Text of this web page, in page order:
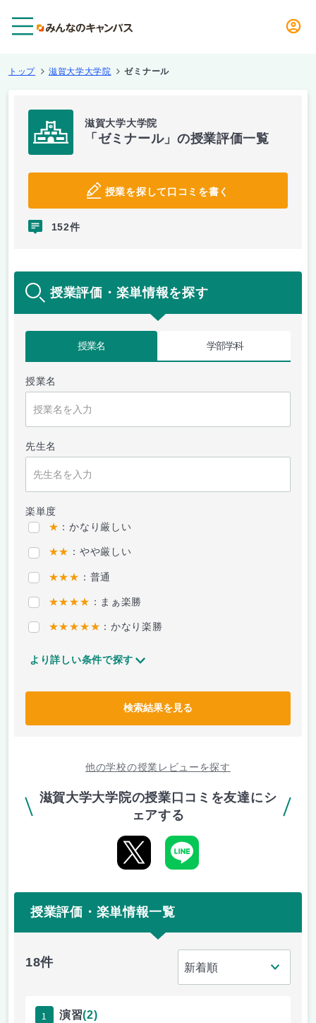
トップ 滋賀大学大学院 ゼミナール
滋賀大学大学院
「ゼミナール」の授業評価一覧
授業を探して口コミを書く
152件
授業評価・楽単情報を探す
授業名 学部学科
授業名
先生名
楽単度
★ ：かなり厳しい
★★ ：やや厳しい
★★★ ：普通
★★★★ ：まぁ楽勝
★★★★★ ：かなり楽勝
より詳しい条件で探す
検索結果を見る
他の学校の授業レビューを探す
滋賀大学大学院の授業口コミを友達にシ
ェアする
授業評価・楽単情報一覧
18件
1 演習(2)